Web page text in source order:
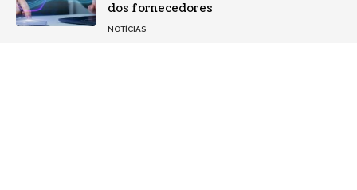
dos fornecedores
NOTÍCIAS